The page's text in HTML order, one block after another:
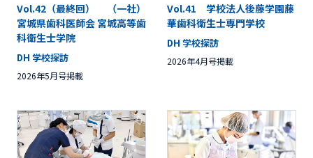
Vol.42（最終回） （一社）
宮城県歯科医師会 宮城高等歯
科衛生士学院
DH 学校探訪
2026年5月号掲載
Vol.41 学校法人後藤学園藤
華歯科衛生士専門学校
DH 学校探訪
2026年4月号掲載